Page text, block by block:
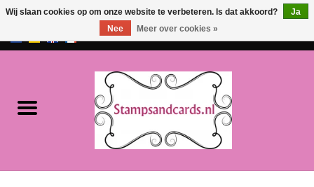
EUR/GBP
NIEUW!!
Wij slaan cookies op om onze website te verbeteren. Is dat akkoord?
Ja
Nee
Meer over cookies »